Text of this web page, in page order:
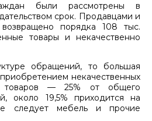
были рассмотрены в
срок. Продавцами и
возвращено порядка 108 тыс.
товары и некачественно
обращений, то большая
некачественных
товаров — 25% от общего
около 19,5% приходится на
следует мебель и прочие